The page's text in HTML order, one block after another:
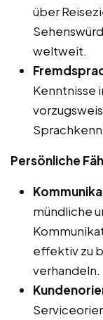
über
weltweit.
Kenntnisse
Persönliche
mündliche
effektiv zu
verhandeln.